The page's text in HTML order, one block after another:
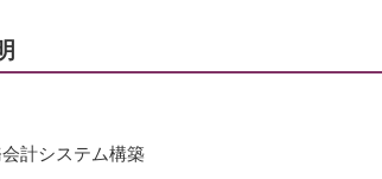
計システム構築